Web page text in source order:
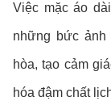
Việc mặc áo
những bức ảnh
hòa, tạo cảm
hóa đậm chất